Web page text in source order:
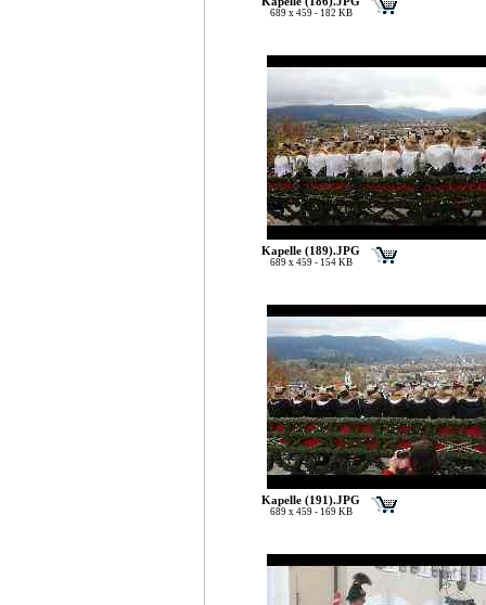
689 x 459 - 182 KB
Kapelle (189).JPG
689 x 459 - 154 KB
Kapelle (191).JPG
689 x 459 - 169 KB